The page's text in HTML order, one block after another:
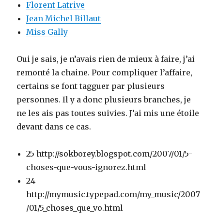
Florent Latrive
Jean Michel Billaut
Miss Gally
Oui je sais, je n’avais rien de mieux à faire, j’ai
remonté la chaine. Pour compliquer l’affaire,
certains se font tagguer par plusieurs
personnes. Il y a donc plusieurs branches, je
ne les ais pas toutes suivies. J’ai mis une étoile
devant dans ce cas.
25 http://sokborey.blogspot.com/2007/01/5-
choses-que-vous-ignorez.html
24
http://mymusic.typepad.com/my_music/2007
/01/5_choses_que_vo.html